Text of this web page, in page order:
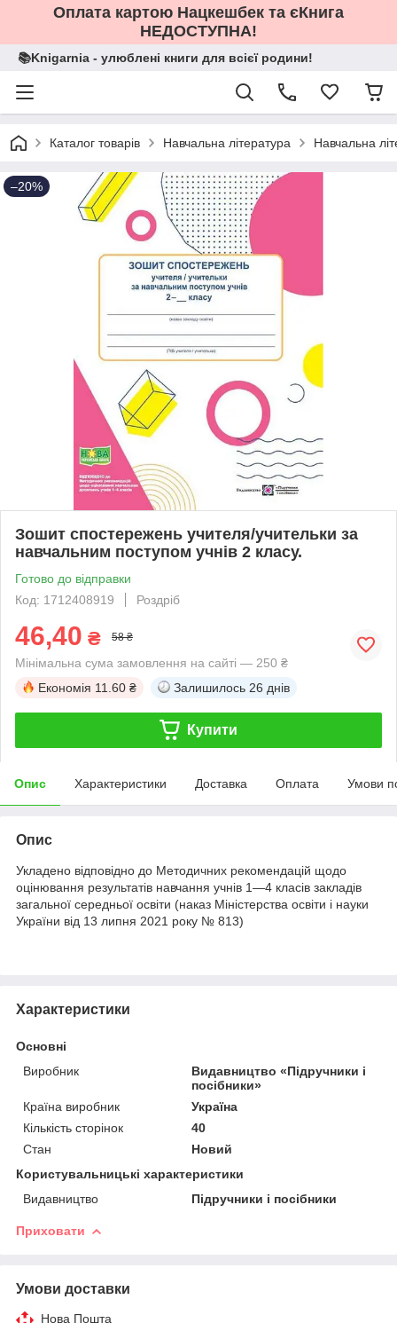
Оплата картою Нацкешбек та єКнига
НЕДОСТУПНА!
📚Knigarnia - улюблені книги для всієї родини!
Каталог товарів Навчальна література Навчальна
–20%
Зошит спостережень учителя/учительки за
навчальним поступом учнів 2 класу.
Готово до відправки
Код: 1712408919
Роздріб
46,40 ₴ 58 ₴
Мінімальна сума замовлення на сайті — 250 ₴
Економія 11.60 ₴ Залишилось 26 днів
Купити
Опис Характеристики Доставка Оплата Умови
Опис
Укладено відповідно до Методичних рекомендацій щодо
оцінювання результатів навчання учнів 1—4 класів закладів
загальної середньої освіти (наказ Міністерства освіти і науки
України від 13 липня 2021 року № 813)
Характеристики
Основні
Виробник
Видавництво «Підручники і
посібники»
Країна виробник
Україна
Кількість сторінок
40
Стан
Новий
Користувальницькі характеристики
Видавництво
Підручники і посібники
Приховати
Умови доставки
Нова Пошта